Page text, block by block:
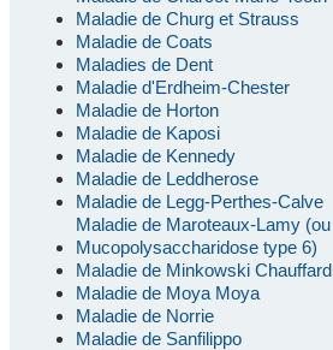
Maladie de Churg et Strauss
Maladie de Coats
Maladies de Dent
Maladie d'Erdheim-Chester
Maladie de Horton
Maladie de Kaposi
Maladie de Kennedy
Maladie de Leddherose
Maladie de Legg-Perthes-Calve
Maladie de Maroteaux-Lamy (ou
Mucopolysaccharidose type 6)
Maladie de Minkowski Chauffard
Maladie de Moya Moya
Maladie de Norrie
Maladie de Sanfilippo